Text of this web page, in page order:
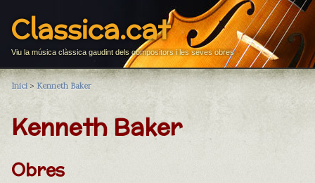
Classica.cat
Viu la música clàssica gaudint dels compositors i les seves obres
Inici > Kenneth Baker
Kenneth Baker
Obres